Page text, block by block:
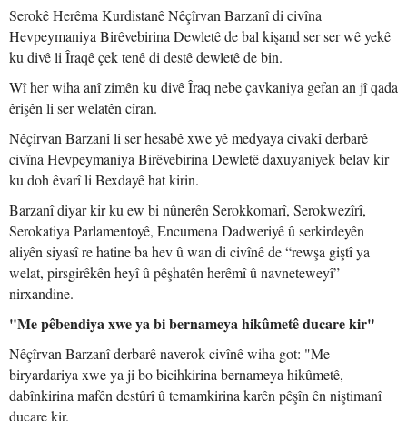
Serokê Herêma Kurdistanê Nêçîrvan Barzanî di civîna
Hevpeymaniya Birêvebirina Dewletê de bal kişand ser ser wê yekê
ku divê li Îraqê çek tenê di destê dewletê de bin.
Wî her wiha anî zimên ku divê Îraq nebe çavkaniya gefan an jî qada
êrişên li ser welatên cîran.
Nêçîrvan Barzanî li ser hesabê xwe yê medyaya civakî derbarê
civîna Hevpeymaniya Birêvebirina Dewletê daxuyaniyek belav kir
ku doh êvarî li Bexdayê hat kirin.
Barzanî diyar kir ku ew bi nûnerên Serokkomarî, Serokwezîrî,
Serokatiya Parlamentoyê, Encumena Dadweriyê û serkirdeyên
aliyên siyasî re hatine ba hev û wan di civînê de “rewşa giştî ya
welat, pirsgirêkên heyî û pêşhatên herêmî û navneteweyî”
nirxandine.
"Me pêbendiya xwe ya bi bernameya hikûmetê ducare kir"
Nêçîrvan Barzanî derbarê naverok civînê wiha got: "Me
biryardariya xwe ya ji bo bicihkirina bernameya hikûmetê,
dabînkirina mafên destûrî û temamkirina karên pêşîn ên niştimanî
ducare kir.